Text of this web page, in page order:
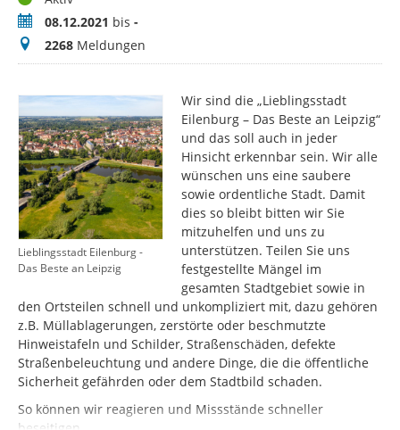
Zeitraum08.12.2021 bis -
Meldungen
2268 Meldungen
Lieblingsstadt Eilenburg -
Das Beste an Leipzig
Wir sind die „Lieblingsstadt
Eilenburg – Das Beste an Leipzig“
und das soll auch in jeder
Hinsicht erkennbar sein. Wir alle
wünschen uns eine saubere
sowie ordentliche Stadt. Damit
dies so bleibt bitten wir Sie
mitzuhelfen und uns zu
unterstützen. Teilen Sie uns
festgestellte Mängel im
gesamten Stadtgebiet sowie in
den Ortsteilen schnell und unkompliziert mit, dazu gehören
z.B. Müllablagerungen, zerstörte oder beschmutzte
Hinweistafeln und Schilder, Straßenschäden, defekte
Straßenbeleuchtung und andere Dinge, die die öffentliche
Sicherheit gefährden oder dem Stadtbild schaden.
So können wir reagieren und Missstände schneller